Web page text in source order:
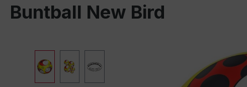
Buntball New Bird